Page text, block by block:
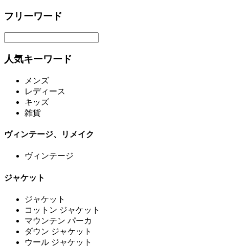
フリーワード
人気キーワード
メンズ
レディース
キッズ
雑貨
ヴィンテージ、リメイク
ヴィンテージ
ジャケット
ジャケット
コットン ジャケット
マウンテン パーカ
ダウン ジャケット
ウール ジャケット